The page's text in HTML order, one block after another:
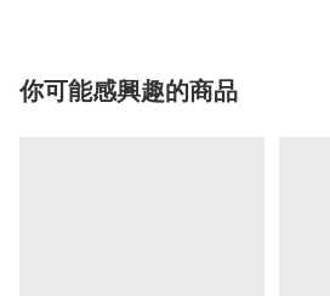
你可能感興趣的商品